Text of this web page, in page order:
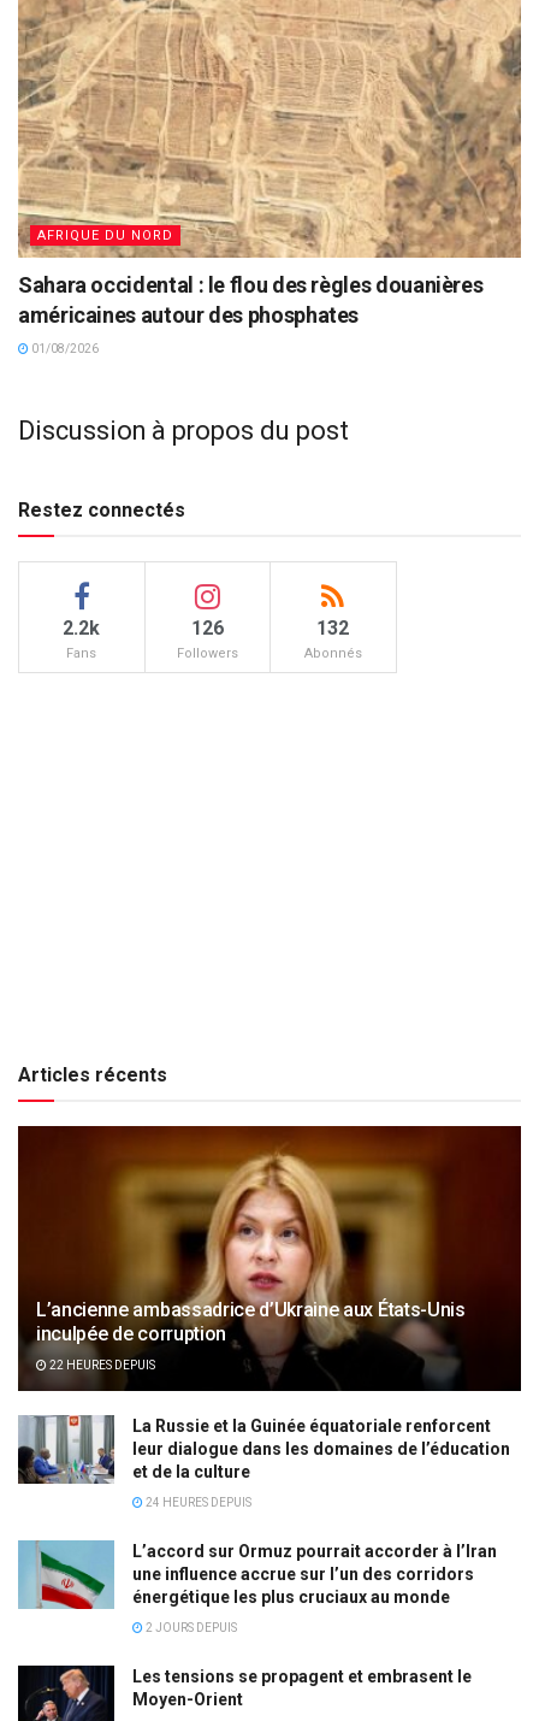
AFRIQUE DU NORD
Sahara occidental : le flou des règles douanières
américaines autour des phosphates
01/08/2026
Discussion à propos du post
Restez connectés
2.2k
Fans
126
Followers
132
Abonnés
Articles récents
L’ancienne ambassadrice d’Ukraine aux États-Unis
inculpée de corruption
22 HEURES DEPUIS
La Russie et la Guinée équatoriale renforcent
leur dialogue dans les domaines de l’éducation
et de la culture
24 HEURES DEPUIS
L’accord sur Ormuz pourrait accorder à l’Iran
une influence accrue sur l’un des corridors
énergétique les plus cruciaux au monde
2 JOURS DEPUIS
Les tensions se propagent et embrasent le
Moyen-Orient